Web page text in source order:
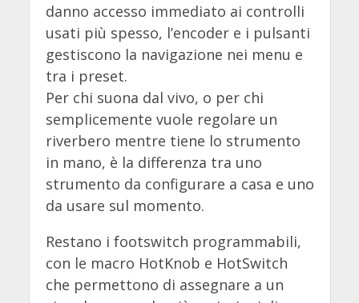
danno accesso immediato ai controlli
usati più spesso, l’encoder e i pulsanti
gestiscono la navigazione nei menu e
tra i preset.
Per chi suona dal vivo, o per chi
semplicemente vuole regolare un
riverbero mentre tiene lo strumento
in mano, è la differenza tra uno
strumento da configurare a casa e uno
da usare sul momento.
Restano i footswitch programmabili,
con le macro HotKnob e HotSwitch
che permettono di assegnare a un